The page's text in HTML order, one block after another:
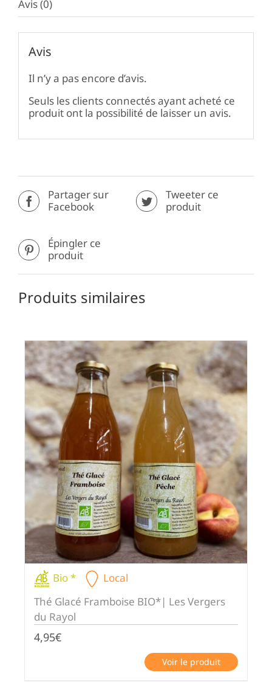
Avis (0)
Avis
Il n’y a pas encore d’avis.
Seuls les clients connectés ayant acheté ce
produit ont la possibilité de laisser un avis.
Partager sur
Facebook
Tweeter ce
produit
Épingler ce
produit
Produits similaires
Bio *
Local
Thé Glacé Framboise BIO*| Les Vergers
du Rayol
4,95€
Voir le produit